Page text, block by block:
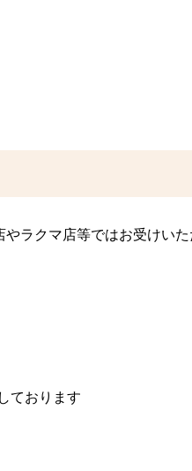
ラクマ店等ではお受けい
ております